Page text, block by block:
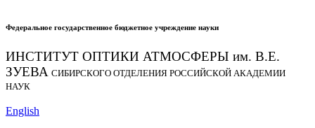
Федеральное государственное бюджетное учреждение науки
ИНСТИТУТ ОПТИКИ АТМОСФЕРЫ им. В.Е.
ЗУЕВА СИБИРСКОГО ОТДЕЛЕНИЯ РОССИЙСКОЙ АКАДЕМИИ
НАУК
English